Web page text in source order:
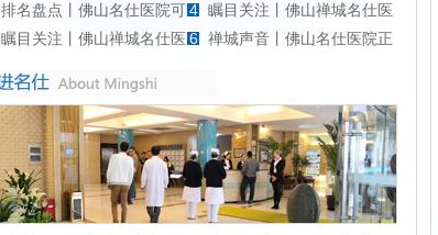
排名盘点丨佛山名仕医院可4 瞩目关注丨佛山禅城名仕医
瞩目关注丨佛山禅城名仕医 6 禅城声音丨佛山名仕医院正